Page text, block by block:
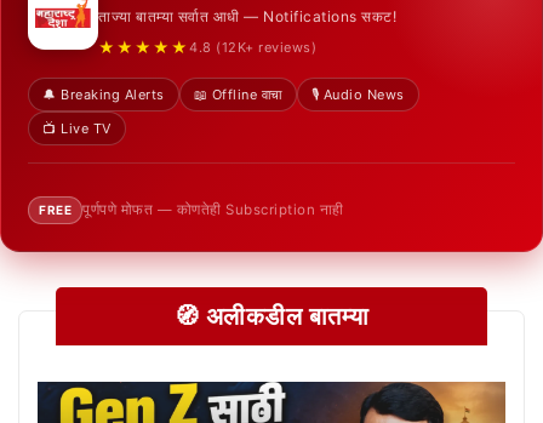
ताज्या बातम्या सर्वात आधी — Notifications सकट!
★★★★★ 4.8 (12K+ reviews)
🔔 Breaking Alerts 📖 Offline वाचा
🎙️ Audio News
📺 Live TV
FREE पूर्णपणे मोफत — कोणतेही Subscription नाही
🧭 अलीकडील बातम्या